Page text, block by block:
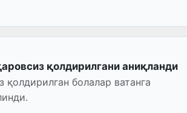
қолдирилгани аниқланди
болалар ватанга